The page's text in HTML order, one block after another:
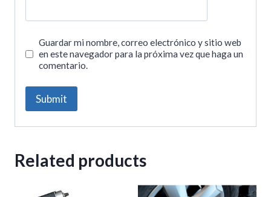
Guardar mi nombre, correo electrónico y sitio web
en este navegador para la próxima vez que haga un
comentario.
Related products